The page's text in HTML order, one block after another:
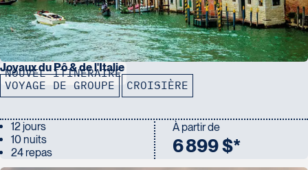
NOUVEL ITINÉRAIRE
Joyaux du Pô & de l'Italie
VOYAGE DE GROUPE CROISIÈRE
12 jours
10 nuits
24 repas
À partir de
6 899 $*